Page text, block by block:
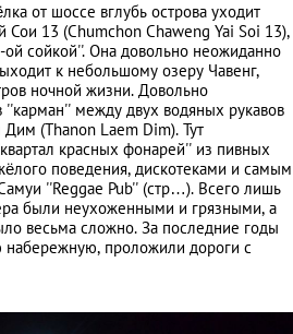
от шоссе вглубь острова уходит
Сои 13 (Chumchon Chaweng Yai Soi 13),
сойкой''. Она довольно неожиданно
к небольшому озеру Чавенг,
ночной жизни. Довольно
между двух водяных рукавов
(Thanon Laem Dim). Тут
красных фонарей'' из пивных
поведения, дискотеками и самым
''Reggae Pub'' (стр…). Всего лишь
были неухоженными и грязными, а
весьма сложно. За последние годы
набережную, проложили дороги с